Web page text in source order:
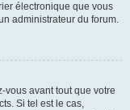
électronique que vous
administrateur du forum.
vous avant tout que votre
Si tel est le cas,